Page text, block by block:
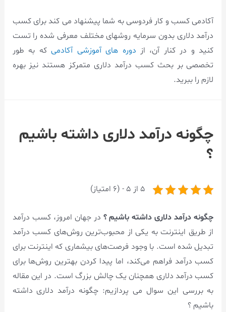
آکادمی کسب و کار فردوسی به شما پیشنهاد می کند برای کسب
درآمد دلاری بدون سرمایه روشهای مختلف معرفی شده را تست
کنید و در کنار آن، از دوره های آموزشی آکادمیکه به طور
تخصصی بر بحث کسب درآمد دلاری متمرکز هستند نیز بهره
لازم را ببرید.
چگونه درآمد دلاری داشته باشیم
؟
5 از 5 - (6 امتیاز)
چگونه درآمد دلاری داشته باشیم ؟ در جهان امروز، کسب درآمد
از طریق اینترنت به یکی از محبوب‌ترین روش‌های کسب درآمد
تبدیل شده است. با وجود فرصت‌های بیشماری که اینترنت برای
کسب درآمد فراهم می‌کند، اما پیدا کردن بهترین روش‌ها برای
کسب درآمد دلاری همچنان یک چالش بزرگ است. در این مقاله
به بررسی این سوال می پردازیم: چگونه درآمد دلاری داشته
باشیم ؟